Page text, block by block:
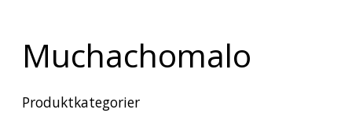
Muchachomalo
Produktkategorier